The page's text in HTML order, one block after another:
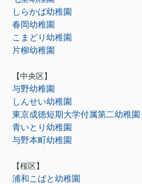
しらかば幼稚園
春岡幼稚園
こまどり幼稚園
片柳幼稚園
【中央区】
与野幼稚園
しんせい幼稚園
東京成徳短期大学付属第二幼稚園
青いとり幼稚園
与野本町幼稚園
【桜区】
浦和こばと幼稚園